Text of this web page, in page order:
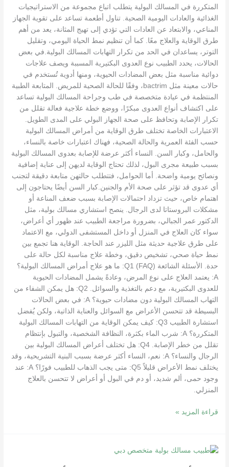
المتكررة في المسالك البولية يتطلب اتباع مجموعة من الاستراتيجيات
الغذائية والعادات اليومية الصحية. تناول أطعمة تساعد على تقوية الجهاز
المناعي، والابتعاد عن العادات التي تؤدي إلى تهيج المثانة، يعد من أهم
طرق الوقاية والعلاج معًا. كما أن تنظيم نمط الحياة اليومي، وتقليل
التوتر، يساعدان في الحد من تكرار التهابات المسالك البولية.في بعض
الحالات، يحدد الطبيب نوع العدوى البكتيرية المسببة ويصف علاجات
دوائية مناسبة مثل بعض المضادات الحيوية، ومنها أدوية تُستخدم في
حالات معينة مثل bactrim، وفقًا للحالة الصحية للمريض. المتابعة الطبية
المنتظمة في عيادة متخصصة في طب وجراحة المسالك البولية تساعد
على اكتشاف أنواع العدوى مبكرًا، ووضع خطة علاجية فعالة تقلل من
تكرار الإصابة وتحافظ على صحة الجهاز البولي على المدى الطويل.
الاعتبارات الخاصة تختلف طرق الوقاية من أمراض المسالك البولية
حسب الفئة العمرية والحالة الصحية، فهناك اعتبارات خاصة بالنساء،
والحامل، وكبار السن. النساء أكثر عرضة للإصابة بعدوى المسالك البولية
بسبب طبيعة مجرى البول، لذلك تحتاج الوقاية لديهن إلى عناية إضافية
ونصائح يومية واضحة. أما الحوامل، فتتطلب حالتهن متابعة دقيقة لتجنب
أي عدوى قد تؤثر على صحة الأم والجنين.كبار السن أيضًا يحتاجون إلى
اهتمام خاص، حيث تزداد احتمالات الإصابة بسبب ضعف المناعة أو
مشكلات البروستاتا لدى الرجال. ينصح استشاري مسالك بولية، مثل
الدكتور عمر الجبالي، بضرورة مراجعة الطبيب عند ظهور أي أعراض،
سواء كان العلاج في المنزل أو داخل المستشفى الدولي، مع الاعتماد
على طرق علاجية حديثة مثل الليزر عند الحاجة. الوقاية هنا تجمع بين
نمط حياة صحي، تشخيص دقيق، وخطة علاج مناسبة لكل حالة على
حدة. الأسئلة الشائعة (FAQ) Q1: ما هو علاج أمراض المسالك البولية؟
A: يعتمد العلاج على نوع المرض، وعادةً يشمل المضادات الحيوية
للعدوى البكتيرية، مع دعم بالتغذية والسوائل. Q2: هل يمكن الشفاء من
التهاب المسالك البولية دون مضادات حيوية؟ A: في بعض الحالات
البسيطة قد تتحسن الأعراض مع السوائل والعناية الذاتية، ولكن يُفضل
استشارة الطبيب Q3: كيف يمكن الوقاية من التهابات المسالك البولية
المتكررة؟ A: شرب الماء بكثرة، النظافة الشخصية، والتبول بإنتظام
تقلل من خطر الإصابة. Q4: هل تختلف أعراض المسالك البولية بين
الرجال والنساء؟ A: نعم، النساء أكثر عرضة بسبب البنية التشريحية، وقد
يختلف نمط الأعراض قليلاً Q5: متى يجب الذهاب للطبيب فورًا؟ A: عند
وجود حمى، ألم شديد، أو دم في البول أو أعراض لا تتحسن بالعلاج
المنزلي.
قراءة المزيد »
علاج